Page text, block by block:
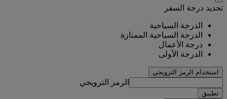
تحديد درجة السفر
الدرجة السياحية
الدرجة السياحية الممتازة
درجة الأعمال
الدرجة الأولى
استخدام الرمز الترويجي
الرمز الترويجي
تطبيق